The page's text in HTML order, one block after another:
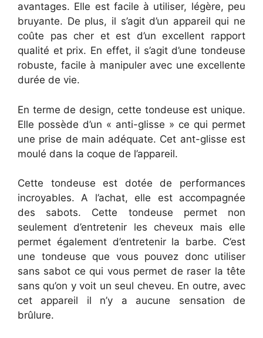
avantages. Elle est facile à utiliser, légère, peu
bruyante. De plus, il s’agit d’un appareil qui ne
coûte pas cher et est d’un excellent rapport
qualité et prix. En effet, il s’agit d’une tondeuse
robuste, facile à manipuler avec une excellente
durée de vie.
En terme de design, cette tondeuse est unique.
Elle possède d’un « anti-glisse » ce qui permet
une prise de main adéquate. Cet ant-glisse est
moulé dans la coque de l’appareil.
Cette tondeuse est dotée de performances
incroyables. A l’achat, elle est accompagnée
des sabots. Cette tondeuse permet non
seulement d’entretenir les cheveux mais elle
permet également d’entretenir la barbe. C’est
une tondeuse que vous pouvez donc utiliser
sans sabot ce qui vous permet de raser la tête
sans qu’on y voit un seul cheveu. En outre, avec
cet appareil il n’y a aucune sensation de
brûlure.